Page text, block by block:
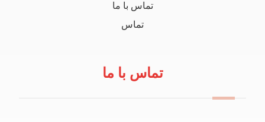
تماس با ما
تماس
تماس با ما